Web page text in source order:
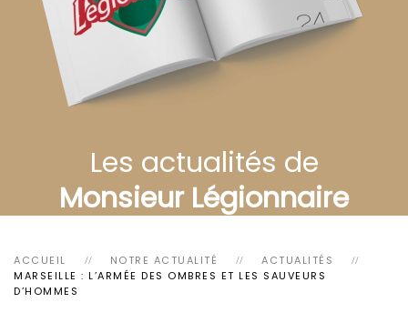
Les actualités de
Monsieur Légionnaire
ACCUEIL NOTRE ACTUALITÉ
ACTUALITÉS
MARSEILLE : L’ARMÉE DES OMBRES ET LES SAUVEURS
D’HOMMES